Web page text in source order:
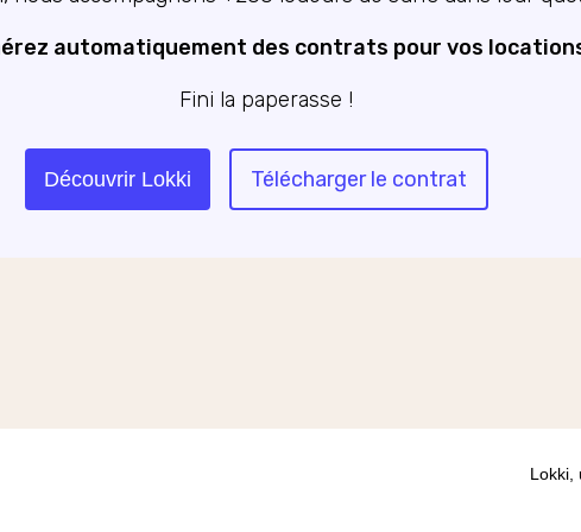
automatiquement des contrats pour vos
Fini la paperasse !
Découvrir Lokki Télécharger le contrat